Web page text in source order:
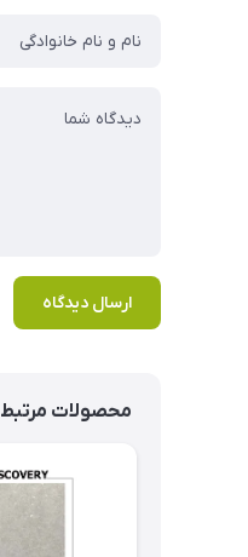
ارسال دیدگاه
محصولات مرتبط